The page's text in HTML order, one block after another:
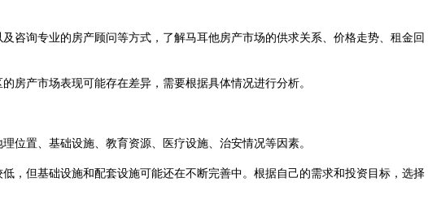
询专业的房产顾问等方式，了解马耳他房产市场的供求关系、价格走势、租金回
产市场表现可能存在差异，需要根据具体情况进行分析。
置、基础设施、教育资源、医疗设施、治安情况等因素。
但基础设施和配套设施可能还在不断完善中。根据自己的需求和投资目标，选择